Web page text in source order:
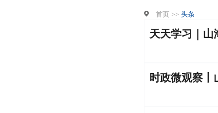
首页 >> 头条
天天学习｜山
时政微观察丨